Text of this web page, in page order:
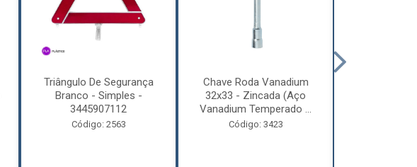
Triângulo De Segurança
Branco - Simples -
3445907112
Código: 2563
Chave Roda Vanadium
32x33 - Zincada (Aço
Vanadium Temperado ...
Código: 3423